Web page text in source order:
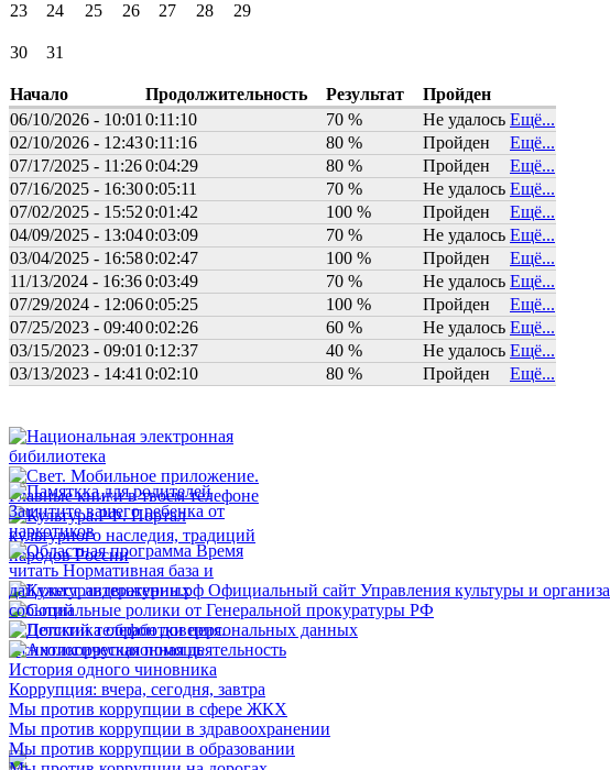
23 24 25 26 27 28 29
30 31
Начало Продолжительность Результат
Пройден
06/10/2026 - 10:01 0:11:10 70 % Не удалось Ещё...
02/10/2026 - 12:430:11:16 80 % Пройден
Ещё...
07/17/2025 - 11:260:04:29 80 % Пройден
Ещё...
07/16/2025 - 16:300:05:11 70 % Не удалось Ещё...
07/02/2025 - 15:520:01:42 100 % Пройден
Ещё...
04/09/2025 - 13:040:03:09 70 % Не удалось Ещё...
03/04/2025 - 16:580:02:47 100 % Пройден
Ещё...
11/13/2024 - 16:360:03:49 70 % Не удалось Ещё...
07/29/2024 - 12:060:05:25 100 % Пройден
Ещё...
07/25/2023 - 09:400:02:26 60 % Не удалось Ещё...
03/15/2023 - 09:01 0:12:37 40 % Не удалось Ещё...
03/13/2023 - 14:41 0:02:10 80 % Пройден Ещё...
История одного чиновника
Коррупция: вчера, сегодня, завтра
Мы против коррупции в сфере ЖКХ
Мы против коррупции в здравоохранении
Мы против коррупции в образовании